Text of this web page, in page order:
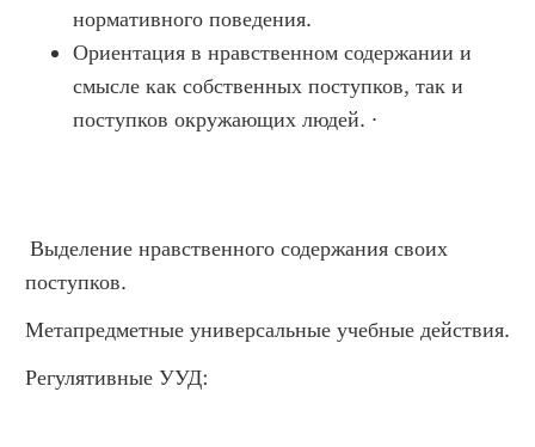
нормативного поведения.
Ориентация в нравственном содержании и
смысле как собственных поступков, так и
поступков окружающих людей. ·
Выделение нравственного содержания своих
поступков.
Метапредметные универсальные учебные действия.
Регулятивные УУД: